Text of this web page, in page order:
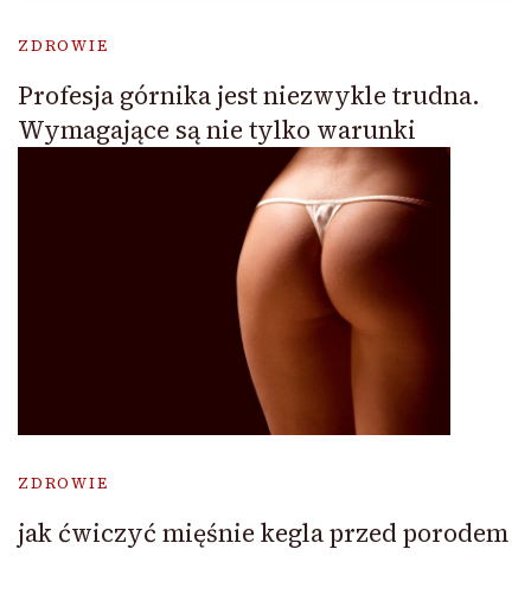
ZDROWIE
Profesja górnika jest niezwykle trudna.
Wymagające są nie tylko warunki
ZDROWIE
jak ćwiczyć mięśnie kegla przed porodem